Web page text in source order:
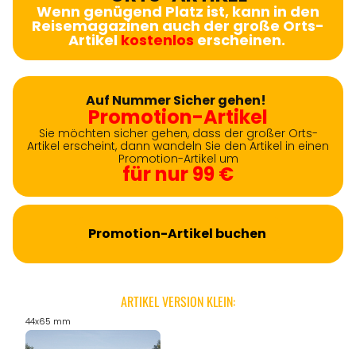
Wenn genügend Platz ist, kann in den
Reisemagazinen auch der große Orts-
Artikel kostenlos erscheinen.
Auf Nummer Sicher gehen!
Promotion-Artikel
Sie möchten sicher gehen, dass der großer Orts-
Artikel erscheint, dann wandeln Sie den Artikel in einen
Promotion-Artikel um
für nur 99 €
Promotion-Artikel buchen
ARTIKEL VERSION KLEIN:
44x65 mm